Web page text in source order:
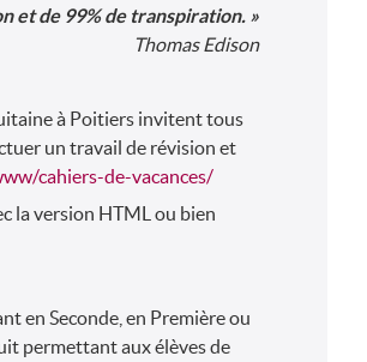
et de 99% de transpiration. »
Thomas Edison
à Poitiers invitent tous
un travail de révision et
cahiers-de-vacances/
la version HTML ou bien
en Seconde, en Première ou
permettant aux élèves de